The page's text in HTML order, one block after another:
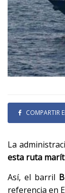
COMPARTIR
La
esta ruta
Así, el barril
referencia en